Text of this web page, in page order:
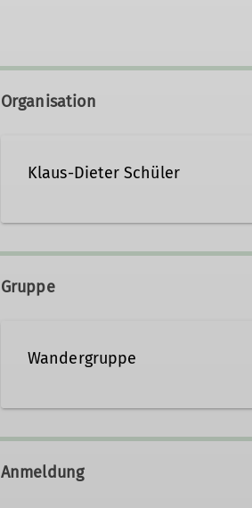
Organisation
Klaus-Dieter Schüler
Trainer*in C Bergwandern
Gruppe
Wandergruppe
Wir sind eine offene,
erlebt. Unsere
Anmeldung